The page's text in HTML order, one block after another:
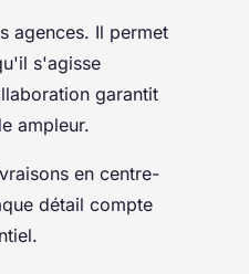
agences. Il permet
s'agisse
garantit
ampleur.
en centre-
détail compte